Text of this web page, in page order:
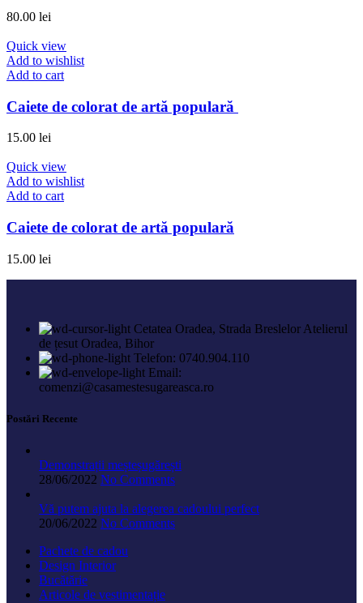
80.00 lei
Quick view
Add to wishlist
Add to cart
Caiete de colorat de artă populară
15.00 lei
Quick view
Add to wishlist
Add to cart
Caiete de colorat de artă populară
15.00 lei
Cetatea Oradea, Strada Breslelor Atelierul
de țesut Oradea, Bihor
Telefon: 0740.904.110
Email:
comenzi@casamestesugareasca.ro
Postări Recente
Demonstrații meșteșugărești
28/06/2022 No Comments
Vă putem ajuta la alegerea cadoului perfect
20/06/2022 No Comments
Pachete de cadou
Design Interior
Bucătărie
Articole de vestimentație